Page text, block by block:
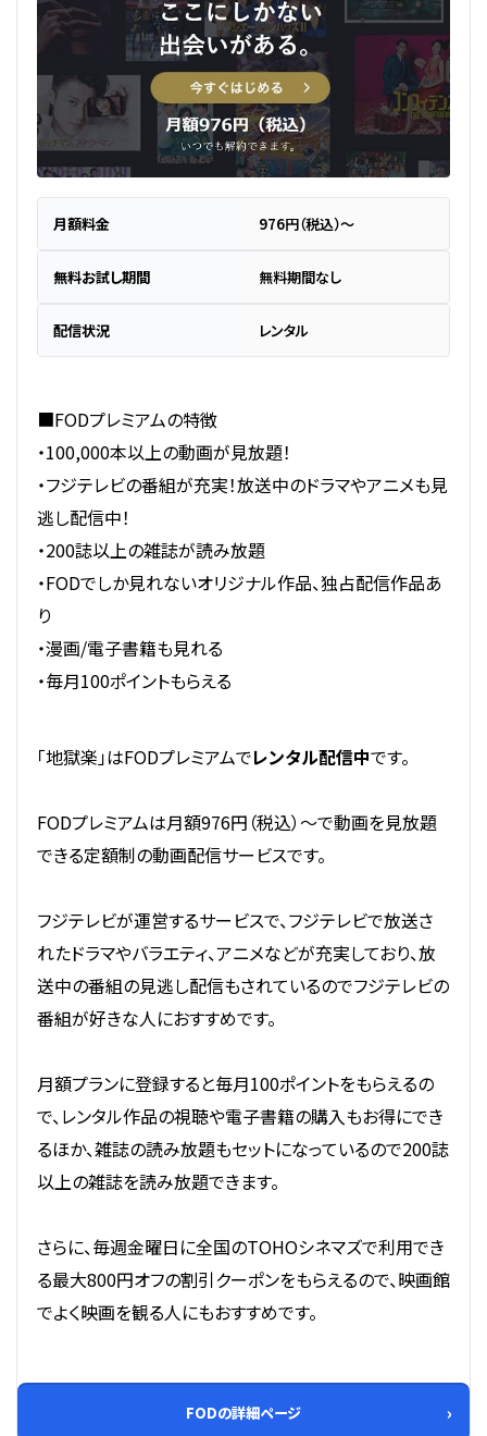
月額料金 976円（税込）～
無料お試し期間 無料期間なし
配信状況 レンタル
■FODプレミアムの特徴
・100,000本以上の動画が見放題！
・フジテレビの番組が充実！放送中のドラマやアニメも見
逃し配信中！
・200誌以上の雑誌が読み放題
・FODでしか見れないオリジナル作品、独占配信作品あ
り
・漫画/電子書籍も見れる
・毎月100ポイントもらえる
「地獄楽」はFODプレミアムでレンタル配信中です。
FODプレミアムは月額976円（税込）～で動画を見放題
できる定額制の動画配信サービスです。
フジテレビが運営するサービスで、フジテレビで放送さ
れたドラマやバラエティ、アニメなどが充実しており、放
送中の番組の見逃し配信もされているのでフジテレビの
番組が好きな人におすすめです。
月額プランに登録すると毎月100ポイントをもらえるの
で、レンタル作品の視聴や電子書籍の購入もお得にでき
るほか、雑誌の読み放題もセットになっているので200誌
以上の雑誌を読み放題できます。
さらに、毎週金曜日に全国のTOHOシネマズで利用でき
る最大800円オフの割引クーポンをもらえるので、映画館
でよく映画を観る人にもおすすめです。
FODの詳細ページ